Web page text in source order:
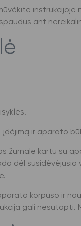
instrukcijoje
ant
ir aparato
žurnale kartu su
dėl
korpuso ir
gali